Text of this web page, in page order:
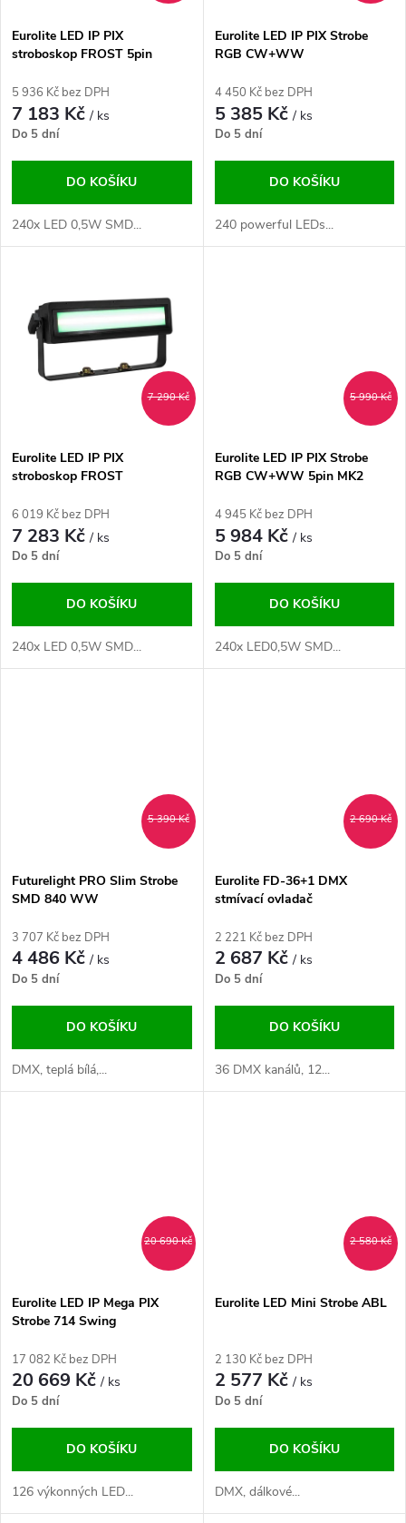
p
r
o
u
s
p
r
o
d
u
Eurolite LED IP PIX
stroboskop FROST 5pin
5 936 Kč bez DPH
7 183 Kč/ ks
Do 5 dní
DO KOŠÍKU
240x LED 0,5W SMD...
Eurolite LED IP PIX Strobe
RGB CW+WW
4 450 Kč bez DPH
5 385 Kč/ ks
Do 5 dní
DO KOŠÍKU
240 powerful LEDs...
7 290 Kč
Eurolite LED IP PIX
stroboskop FROST
6 019 Kč bez DPH
7 283 Kč/ ks
Do 5 dní
DO KOŠÍKU
240x LED 0,5W SMD...
5 990 Kč
Eurolite LED IP PIX Strobe
RGB CW+WW 5pin MK2
4 945 Kč bez DPH
5 984 Kč/ ks
Do 5 dní
DO KOŠÍKU
240x LED0,5W SMD...
5 390 Kč
Futurelight PRO Slim Strobe
SMD 840 WW
3 707 Kč bez DPH
4 486 Kč/ ks
Do 5 dní
DO KOŠÍKU
DMX, teplá bílá,...
2 690 Kč
Eurolite FD-36+1 DMX
stmívací ovladač
2 221 Kč bez DPH
2 687 Kč/ ks
Do 5 dní
DO KOŠÍKU
36 DMX kanálů, 12...
20 690 Kč
Eurolite LED IP Mega PIX
Strobe 714 Swing
17 082 Kč bez DPH
20 669 Kč/ ks
Do 5 dní
DO KOŠÍKU
126 výkonných LED...
2 580 Kč
Eurolite LED Mini Strobe ABL
2 130 Kč bez DPH
2 577 Kč/ ks
Do 5 dní
DO KOŠÍKU
DMX, dálkové...